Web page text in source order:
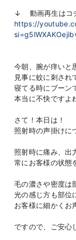
↓ 動画再生はコ
https://
今朝、腕が痒いと
見事に蚊に刺され
寝てる時にブーン
本当に不快ですよ
さて！本日は！
照射時の声掛け
照射時に痛み、出
常にお客様の状態
毛の濃さや密度は
光の感じ方も部位
お客様に細かくお
ですので、ご安心